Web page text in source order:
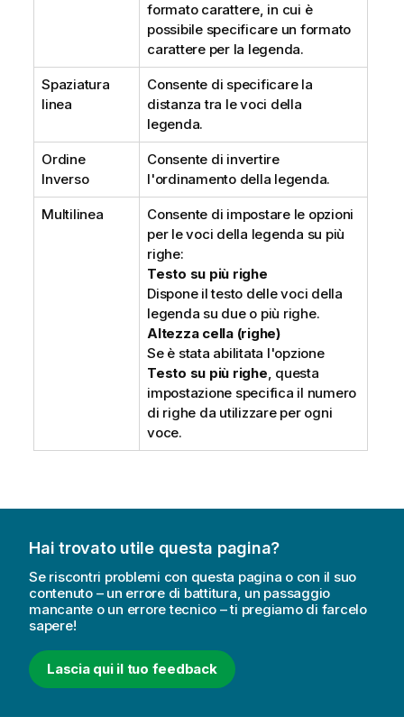
formato carattere, in cui è
possibile specificare un formato
carattere per la legenda.
Spaziatura
linea
Consente di specificare la
distanza tra le voci della
legenda.
Ordine
Inverso
Consente di invertire
l'ordinamento della legenda.
Multilinea
Consente di impostare le opzioni
per le voci della legenda su più
righe:
Testo su più righe
Dispone il testo delle voci della
legenda su due o più righe.
Altezza cella (righe)
Se è stata abilitata l'opzione
Testo su più righe, questa
impostazione specifica il numero
di righe da utilizzare per ogni
voce.
Hai trovato utile questa pagina?
Se riscontri problemi con questa pagina o con il suo
contenuto – un errore di battitura, un passaggio
mancante o un errore tecnico – ti pregiamo di farcelo
sapere!
Lascia qui il tuo feedback